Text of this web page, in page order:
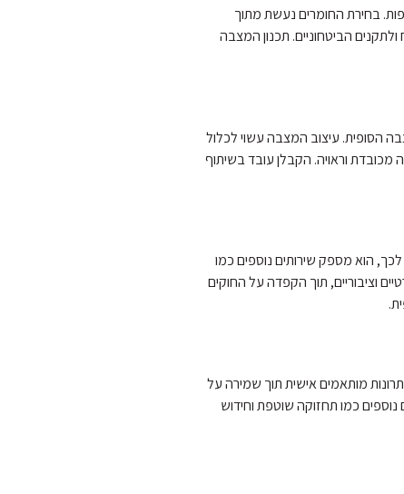
בחירת החומרים נעשת מתוך
הביטחוניים. תכנון המצבה
הסופית. עיצוב המצבה עשוי לכלול
וראויה. הקבלן עובד בשיתוף
הוא מספק שירותים נוספים כמו
וציבוריים, תוך הקפדה על החוקים
מותאמים אישית תוך שמירה על
כמו תחזוקה שוטפת וחידוש